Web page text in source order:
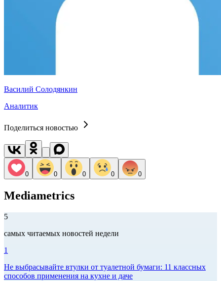
Василий Солодянкин
Аналитик
Поделиться новостью
0 0 0 0 0
Mediametrics
5
самых читаемых новостей недели
1
Не выбрасывайте втулки от туалетной бумаги: 11 классных
способов применения на кухне и даче